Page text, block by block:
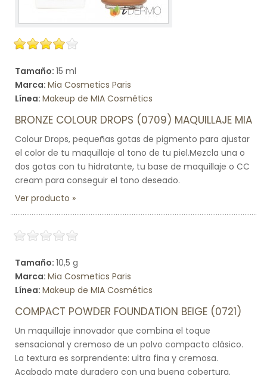
Tamaño: 15 ml
Marca: Mia Cosmetics Paris
Línea: Makeup de MIA Cosmétics
BRONZE COLOUR DROPS (0709) MAQUILLAJE MIA
Colour Drops, pequeñas gotas de pigmento para ajustar
el color de tu maquillaje al tono de tu piel.Mezcla una o
dos gotas con tu hidratante, tu base de maquillaje o CC
cream para conseguir el tono deseado.
Ver producto
Tamaño: 10,5 g
Marca: Mia Cosmetics Paris
Línea: Makeup de MIA Cosmétics
COMPACT POWDER FOUNDATION BEIGE (0721)
Un maquillaje innovador que combina el toque
sensacional y cremoso de un polvo compacto clásico.
La textura es sorprendente: ultra fina y cremosa.
Acabado mate duradero con una buena cobertura.